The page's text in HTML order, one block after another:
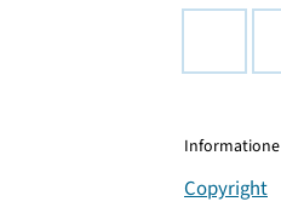
Copyright